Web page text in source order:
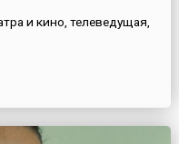
и кино, телеведущая,